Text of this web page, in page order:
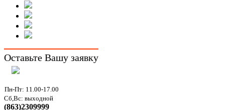
Оставьте Вашу заявку
Пн-Пт: 11.00-17.00
Сб,Вс: выходной
(863)2309999